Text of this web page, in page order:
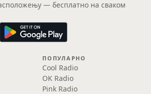
— бесплатно на сваком
ПОПУЛАРНО
Cool Radio
OK Radio
Pink Radio